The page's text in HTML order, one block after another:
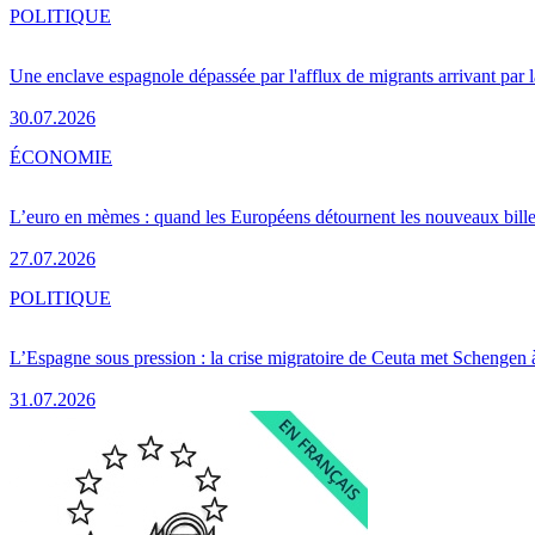
Une enclave espagnole dépassée par l'afflux de migrants arrivant par
30.07.2026
POLITIQUE
L’euro en mèmes : quand les Européens détournent les nouveaux
27.07.2026
ÉCONOMIE
L’Espagne sous pression : la crise migratoire de Ceuta met Schengen
31.07.2026
POLITIQUE